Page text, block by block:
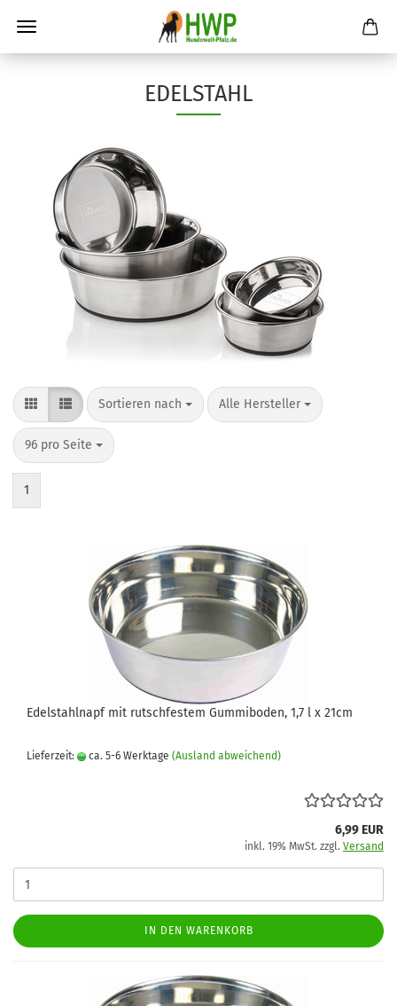
EDELSTAHL
Sortieren nach
Sortieren nach Alle Hersteller
pro Seite
96 pro Seite
pro Seite
1
Edelstahlnapf mit rutschfestem Gummiboden, 1,7 l x 21cm
Lieferzeit: ca. 5-6 Werktage (Ausland abweichend)
6,99 EUR
inkl. 19% MwSt. zzgl. Versand
IN DEN WARENKORB